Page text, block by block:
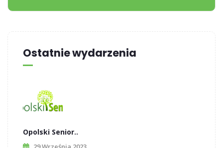
Ostatnie wydarzenia
Opolski Senior..